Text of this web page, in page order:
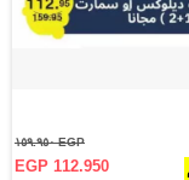
EGP ١٥٩.٩٥٠
EGP 112.950